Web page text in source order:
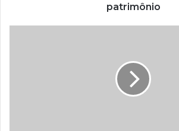
patrimônio